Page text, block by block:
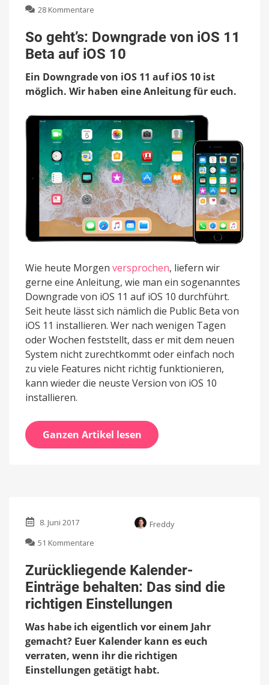
28 Kommentare
geht’s:
Downgrade
von
11
Beta
10
So geht’s: Downgrade von iOS 11
Beta auf iOS 10
Ein Downgrade von iOS 11 auf iOS 10 ist
möglich. Wir haben eine Anleitung für euch.
Wie heute Morgen versprochen, liefern wir
gerne eine Anleitung, wie man ein sogenanntes
Downgrade von iOS 11 auf iOS 10 durchführt.
Seit heute lässt sich nämlich die Public Beta von
iOS 11 installieren. Wer nach wenigen Tagen
oder Wochen feststellt, dass er mit dem neuen
System nicht zurechtkommt oder einfach noch
zu viele Features nicht richtig funktionieren,
kann wieder die neuste Version von iOS 10
installieren.
Ganzen Artikel lesen
8. Juni 2017
Freddy
51 Kommentare
Kalender-
Einträge
behalten:
Das
sind
die
richtigen
Einstellungen
Zurückliegende Kalender-
Einträge behalten: Das sind die
richtigen Einstellungen
Was habe ich eigentlich vor einem Jahr
gemacht? Euer Kalender kann es euch
verraten, wenn ihr die richtigen
Einstellungen getätigt habt.